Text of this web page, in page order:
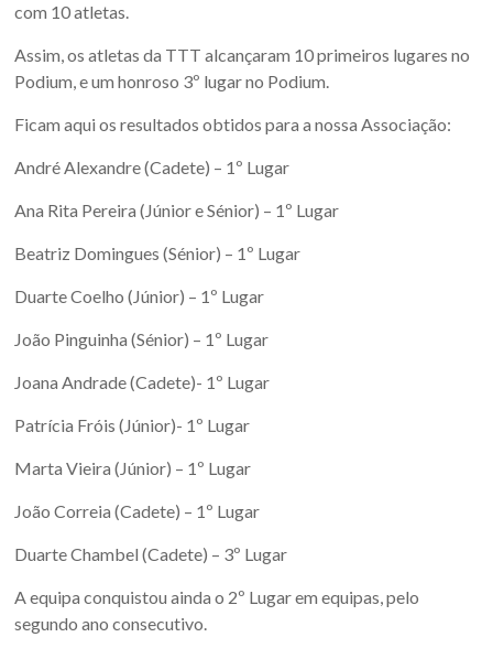
com 10 atletas.
Assim, os atletas da TTT alcançaram 10 primeiros lugares no
Podium, e um honroso 3º lugar no Podium.
Ficam aqui os resultados obtidos para a nossa Associação:
André Alexandre (Cadete) – 1º Lugar
Ana Rita Pereira (Júnior e Sénior) – 1º Lugar
Beatriz Domingues (Sénior) – 1º Lugar
Duarte Coelho (Júnior) – 1º Lugar
João Pinguinha (Sénior) – 1º Lugar
Joana Andrade (Cadete)- 1º Lugar
Patrícia Fróis (Júnior)- 1º Lugar
Marta Vieira (Júnior) – 1º Lugar
João Correia (Cadete) – 1º Lugar
Duarte Chambel (Cadete) – 3º Lugar
A equipa conquistou ainda o 2º Lugar em equipas, pelo
segundo ano consecutivo.